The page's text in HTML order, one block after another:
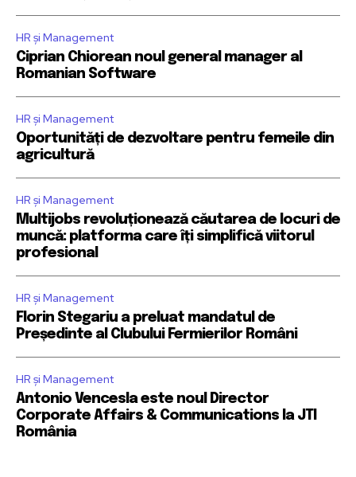
HR și Management
Ciprian Chiorean noul general manager al
Romanian Software
HR și Management
Oportunități de dezvoltare pentru femeile din
agricultură
HR și Management
Multijobs revoluționează căutarea de locuri de
muncă: platforma care îți simplifică viitorul
profesional
HR și Management
Florin Stegariu a preluat mandatul de
Președinte al Clubului Fermierilor Români
HR și Management
Antonio Vencesla este noul Director
Corporate Affairs & Communications la JTI
România